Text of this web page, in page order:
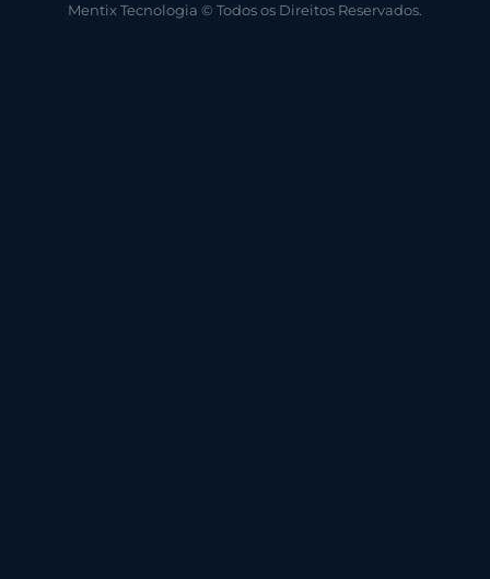
Mentix Tecnologia © Todos os Direitos Reservados.